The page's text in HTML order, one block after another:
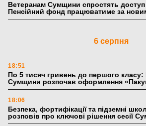
Ветеранам Сумщини спростять доступ
Пенсійний фонд працюватиме за
6 серпня
18:51
По 5 тисяч гривень до першого
Сумщини розпочав оформлення
18:06
Безпека, фортифікації та підземні
розповів про ключові рішення сесії